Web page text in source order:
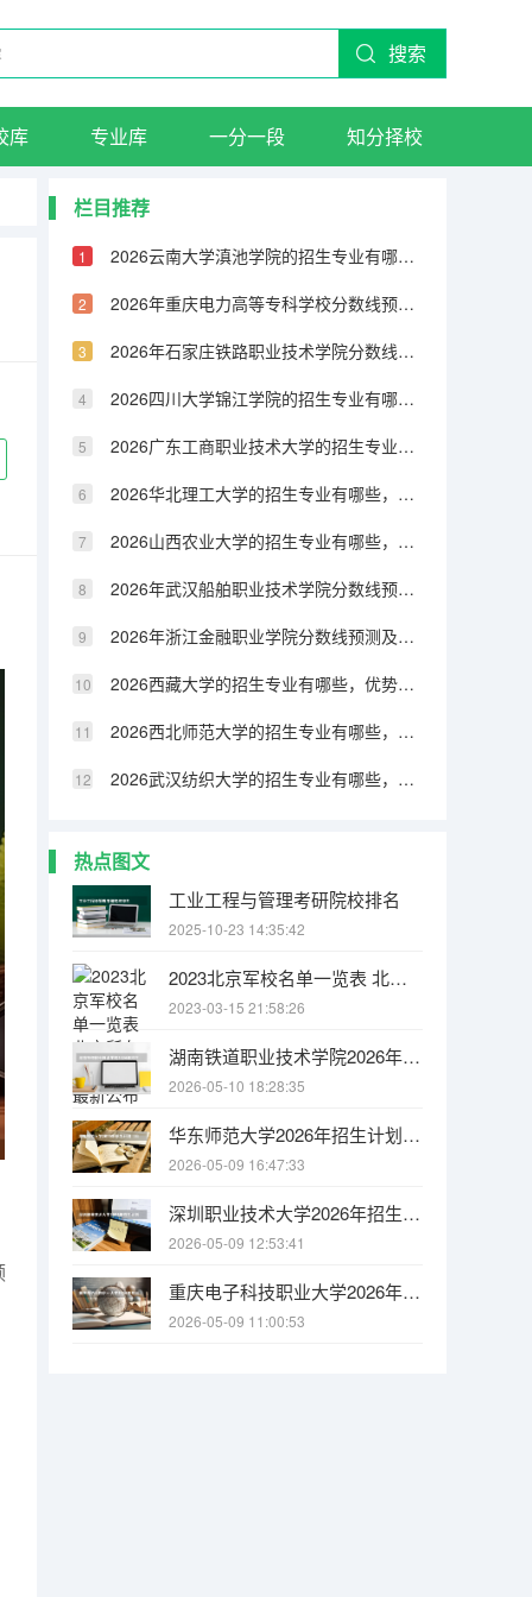
搜索
库 专业库 一分一段 知分择校
栏目推荐
2026云南大学滇池学院的招生专业有哪些，优势专业
2026年重庆电力高等专科学校分数线预测及往年分数参考
2026年石家庄铁路职业技术学院分数线预测及往年分数参考
2026四川大学锦江学院的招生专业有哪些，优势专业
2026广东工商职业技术大学的招生专业有哪些，优势专业
2026华北理工大学的招生专业有哪些，优势专业
2026山西农业大学的招生专业有哪些，优势专业
2026年武汉船舶职业技术学院分数线预测及往年分数参考
2026年浙江金融职业学院分数线预测及往年分数参考
2026西藏大学的招生专业有哪些，优势专业
2026西北师范大学的招生专业有哪些，优势专业
2026武汉纺织大学的招生专业有哪些，优势专业
热点图文
工业工程与管理考研院校排名
2025-10-23 14:35:42
2023北京军校名单一览表 北京所有高校名单最新公布
2023-03-15 21:58:26
湖南铁道职业技术学院2026年招生计划
2026-05-10 18:28:35
华东师范大学2026年招生计划（公费师范生扩招）
2026-05-09 16:47:33
深圳职业技术大学2026年招生计划（本科/专科）
2026-05-09 12:53:41
重庆电子科技职业大学2026年专科招生计划及专业代码
2026-05-09 11:00:53